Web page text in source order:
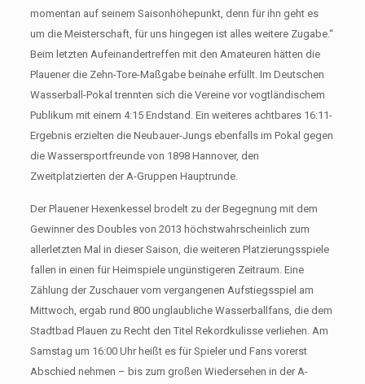
momentan auf seinem Saisonhöhepunkt, denn für ihn geht es
um die Meisterschaft, für uns hingegen ist alles weitere Zugabe.“
Beim letzten Aufeinandertreffen mit den Amateuren hätten die
Plauener die Zehn-Tore-Maßgabe beinahe erfüllt. Im Deutschen
Wasserball-Pokal trennten sich die Vereine vor vogtländischem
Publikum mit einem 4:15 Endstand. Ein weiteres achtbares 16:11-
Ergebnis erzielten die Neubauer-Jungs ebenfalls im Pokal gegen
die Wassersportfreunde von 1898 Hannover, den
Zweitplatzierten der A-Gruppen Hauptrunde.
Der Plauener Hexenkessel brodelt zu der Begegnung mit dem
Gewinner des Doubles von 2013 höchstwahrscheinlich zum
allerletzten Mal in dieser Saison, die weiteren Platzierungsspiele
fallen in einen für Heimspiele ungünstigeren Zeitraum. Eine
Zählung der Zuschauer vom vergangenen Aufstiegsspiel am
Mittwoch, ergab rund 800 unglaubliche Wasserballfans, die dem
Stadtbad Plauen zu Recht den Titel Rekordkulisse verliehen. Am
Samstag um 16:00 Uhr heißt es für Spieler und Fans vorerst
Abschied nehmen – bis zum großen Wiedersehen in der A-